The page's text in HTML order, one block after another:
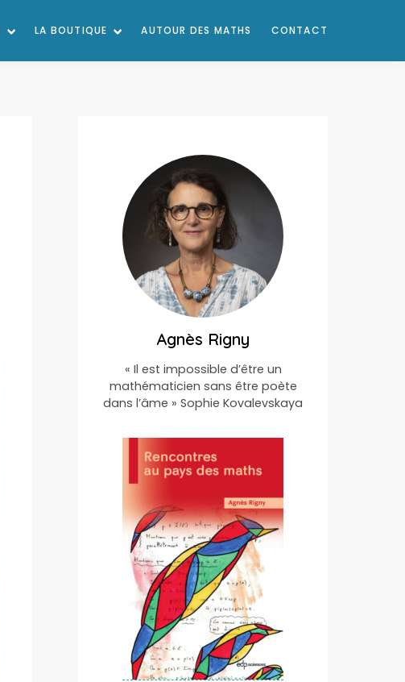
LA BOUTIQUE AUTOUR DES MATHS CONTACT
Agnès Rigny
« Il est impossible d’être un
mathématicien sans être poète
dans l’âme » Sophie Kovalevskaya